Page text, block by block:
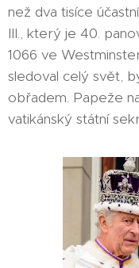
než dva tisíce
III., který je 40.
1066 ve
sledoval celý svět,
obřadem. Papeže
vatikánský státní